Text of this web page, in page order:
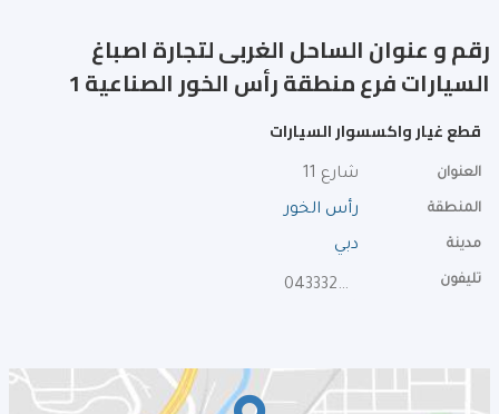
رقم و عنوان الساحل الغربى لتجارة اصباغ
السيارات فرع منطقة رأس الخور الصناعية 1
قطع غيار واكسسوار السيارات
العنوان شارع 11
المنطقة رأس الخور
مدينة دبي
تليفون 043332199